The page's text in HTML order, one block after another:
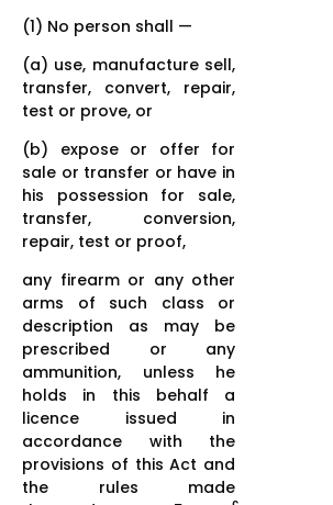
(1) No person shall —
(a) use, manufacture sell,
transfer, convert, repair,
test or prove, or
(b) expose or offer for
sale or transfer or have in
his possession for sale,
transfer, conversion,
repair, test or proof,
any firearm or any other
arms of such class or
description as may be
prescribed or any
ammunition, unless he
holds in this behalf a
licence issued in
accordance with the
provisions of this Act and
the rules made